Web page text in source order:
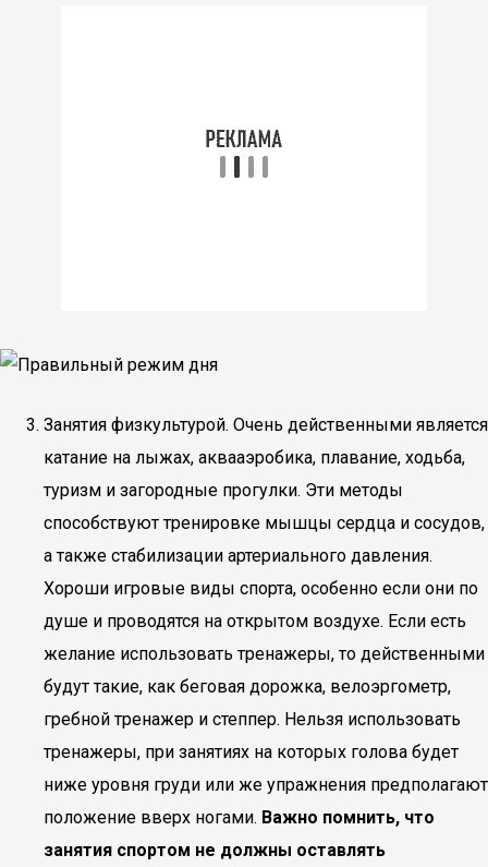
Занятия физкультурой. Очень действенными является
катание на лыжах, аквааэробика, плавание, ходьба,
туризм и загородные прогулки. Эти методы
способствуют тренировке мышцы сердца и сосудов,
а также стабилизации артериального давления.
Хороши игровые виды спорта, особенно если они по
душе и проводятся на открытом воздухе. Если есть
желание использовать тренажеры, то действенными
будут такие, как беговая дорожка, велоэргометр,
гребной тренажер и степпер. Нельзя использовать
тренажеры, при занятиях на которых голова будет
ниже уровня груди или же упражнения предполагают
положение вверх ногами. Важно помнить, что
занятия спортом не должны оставлять